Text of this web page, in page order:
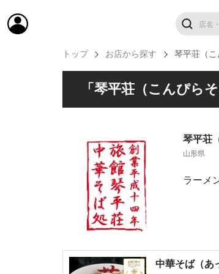
トップ お店から探す 琴平荘（こ
「琴平荘（こんぴら
琴平荘
山形県
ラーメ
中華そば（あ